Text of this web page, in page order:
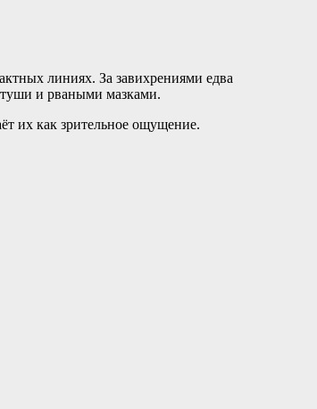
линиях. За завихрениями едва
туши и рваными мазками.
их как зрительное ощущение.